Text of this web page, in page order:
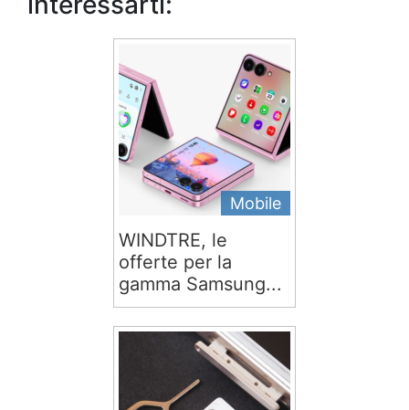
Mobile
WINDTRE, le
offerte per la
gamma Samsung...